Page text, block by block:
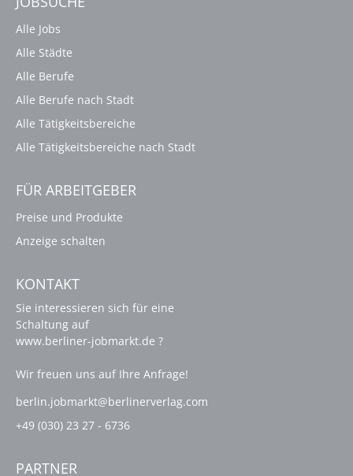
Alle Jobs
Alle Städte
Alle Berufe
Alle Berufe nach Stadt
Alle Tätigkeitsbereiche
Alle Tätigkeitsbereiche nach Stadt
FÜR ARBEITGEBER
Preise und Produkte
Anzeige schalten
KONTAKT
Sie interessieren sich für eine
Schaltung auf
www.berliner-jobmarkt.de ?
Wir freuen uns auf Ihre Anfrage!
berlin.jobmarkt@berlinerverlag.com
+49 (030) 23 27 - 6736
PARTNER